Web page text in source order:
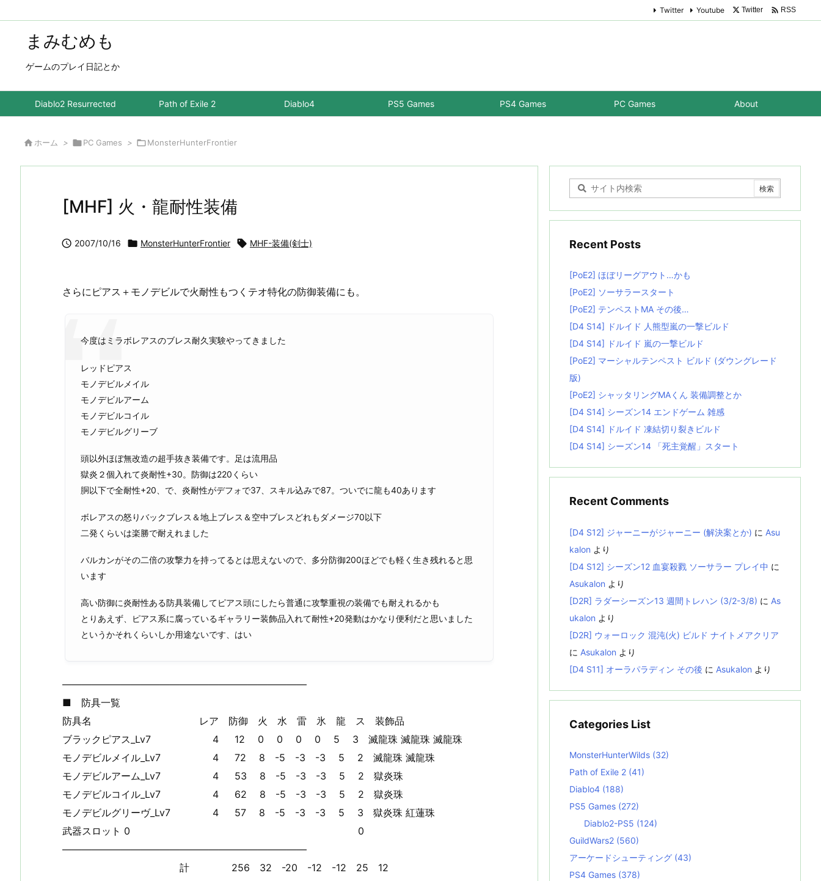
まみむめも
ゲームのプレイ日記とか
Diablo2 Resurrected Path of Exile 2 Diablo4 PS5 Games PS4 Games PC Games About
Twitter Youtube Twitter  RSS
 ホーム > PC Games > MonsterHunterFrontier
[MHF] 火・龍耐性装備
 2007/10/16  MonsterHunterFrontier  MHF-装備(剣士)
さらにピアス＋モノデビルで火耐性もつくテオ特化の防御装備にも。
今度はミラボレアスのブレス耐久実験やってきました
レッドピアス
モノデビルメイル
モノデビルアーム
モノデビルコイル
モノデビルグリーブ
頭以外ほぼ無改造の超手抜き装備です。足は流用品
獄炎２個入れて炎耐性+30。防御は220くらい
胴以下で全耐性+20、で、炎耐性がデフォで37、スキル込みで87。ついでに龍も40あります
ボレアスの怒りバックブレス＆地上ブレス＆空中ブレスどれもダメージ70以下
二発くらいは楽勝で耐えれました
バルカンがその二倍の攻撃力を持ってるとは思えないので、多分防御200ほどでも軽く生き残れると思
います
高い防御に炎耐性ある防具装備してピアス頭にしたら普通に攻撃重視の装備でも耐えれるかも
とりあえず、ピアス系に腐っているギャラリー装飾品入れて耐性+20発動はかなり便利だと思いました
というかそれくらいしか用途ないです、はい
—————————————————————————
■ 防具一覧
防具名 レア 防御 火 水 雷 氷 龍 ス 装飾品
ブラックピアス_Lv7 4 12 0 0 0 0 5 3 滅龍珠 滅龍珠 滅龍珠
モノデビルメイル_Lv7 4 72 8 -5 -3 -3 5 2 滅龍珠 滅龍珠
モノデビルアーム_Lv7 4 53 8 -5 -3 -3 5 2 獄炎珠
モノデビルコイル_Lv7 4 62 8 -5 -3 -3 5 2 獄炎珠
モノデビルグリーヴ_Lv7 4 57 8 -5 -3 -3 5 3 獄炎珠 紅蓮珠
武器スロット 0 0
—————————————————————————
計 256 32 -20 -12 -12 25 12
Recent Posts
[PoE2] ほぼリーグアウト…かも
[PoE2] ソーサラースタート
[PoE2] テンペストMA その後…
[D4 S14] ドルイド 人熊型嵐の一撃ビルド
[D4 S14] ドルイド 嵐の一撃ビルド
[PoE2] マーシャルテンペスト ビルド (ダウングレード
版)
[PoE2] シャッタリングMAくん 装備調整とか
[D4 S14] シーズン14 エンドゲーム 雑感
[D4 S14] ドルイド 凍結切り裂きビルド
[D4 S14] シーズン14 「死主覚醒」スタート
Recent Comments
[D4 S12] ジャーニーがジャーニー (解決案とか) に Asu
kalon より
[D4 S12] シーズン12 血宴殺戮 ソーサラー プレイ中 に
Asukalon より
[D2R] ラダーシーズン13 週間トレハン (3/2-3/8) に As
ukalon より
[D2R] ウォーロック 混沌(火) ビルド ナイトメアクリア
に Asukalon より
[D4 S11] オーラパラディン その後 に Asukalon より
Categories List
MonsterHunterWilds (32)
Path of Exile 2 (41)
Diablo4 (188)
PS5 Games (272)
Diablo2-PS5 (124)
GuildWars2 (560)
アーケードシューティング (43)
PS4 Games (378)